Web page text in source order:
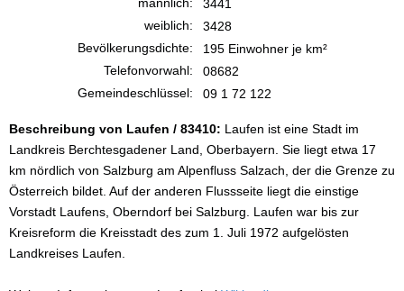
3441
weiblich:
3428
Bevölkerungsdichte:
195 Einwohner je km²
Telefonvorwahl:
08682
Gemeindeschlüssel:
09 1 72 122
Beschreibung von Laufen / 83410: Laufen ist eine Stadt im
Landkreis Berchtesgadener Land, Oberbayern. Sie liegt etwa 17
km nördlich von Salzburg am Alpenfluss Salzach, der die Grenze zu
Österreich bildet. Auf der anderen Flussseite liegt die einstige
Vorstadt Laufens, Oberndorf bei Salzburg. Laufen war bis zur
Kreisreform die Kreisstadt des zum 1. Juli 1972 aufgelösten
Landkreises Laufen.